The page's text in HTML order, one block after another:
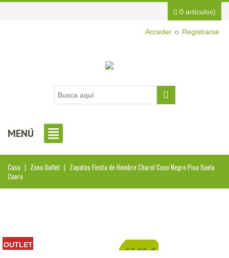
Acceder o Registrarse
0 artículos)
MENÚ
Casa | Zona Outlet | Zapatos Fiesta de Hombre Charol Coco Negro Piso Suela
Cuero
62,00€
OUTLET